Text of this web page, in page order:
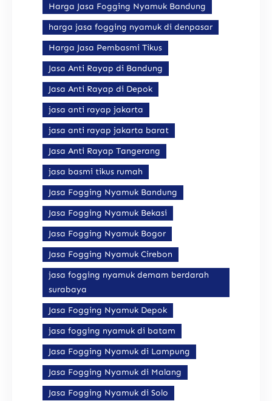
Harga Jasa Fogging Nyamuk Bandung
harga jasa fogging nyamuk di denpasar
Harga Jasa Pembasmi Tikus
Jasa Anti Rayap di Bandung
Jasa Anti Rayap di Depok
jasa anti rayap jakarta
jasa anti rayap jakarta barat
Jasa Anti Rayap Tangerang
jasa basmi tikus rumah
Jasa Fogging Nyamuk Bandung
Jasa Fogging Nyamuk Bekasi
Jasa Fogging Nyamuk Bogor
Jasa Fogging Nyamuk Cirebon
jasa fogging nyamuk demam berdarah
surabaya
Jasa Fogging Nyamuk Depok
jasa fogging nyamuk di batam
Jasa Fogging Nyamuk di Lampung
Jasa Fogging Nyamuk di Malang
Jasa Fogging Nyamuk di Solo